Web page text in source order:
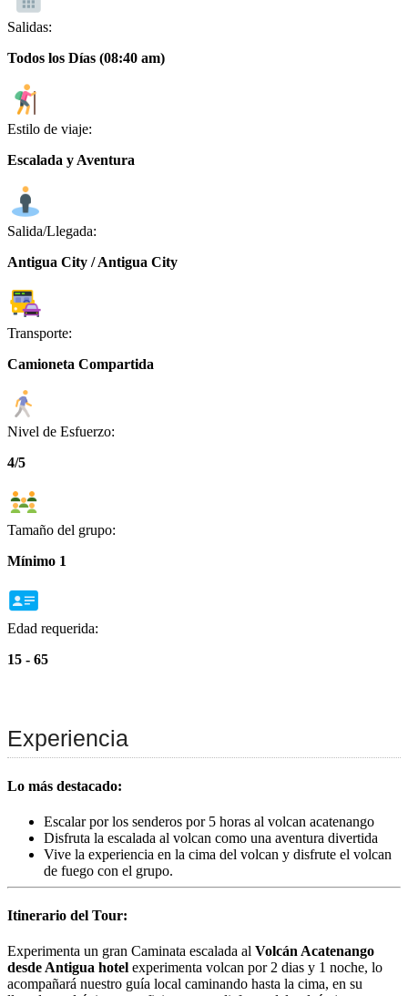
Salidas:
Todos los Días (08:40 am)
Estilo de viaje:
Escalada y Aventura
Salida/Llegada:
Antigua City / Antigua City
Transporte:
Camioneta Compartida
Nivel de Esfuerzo:
4/5
Tamaño del grupo:
Mínimo 1
Edad requerida:
15 - 65
Experiencia
Lo más destacado:
Escalar por los senderos por 5 horas al volcan acatenango
Disfruta la escalada al volcan como una aventura divertida
Vive la experiencia en la cima del volcan y disfrute el volcan
de fuego con el grupo.
Itinerario del Tour:
Experimenta un gran Caminata escalada al Volcán Acatenango
desde Antigua hotel experimenta volcan por 2 dias y 1 noche, lo
acompañará nuestro guía local caminando hasta la cima, en su